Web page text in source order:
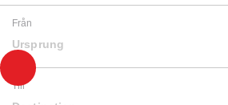
Från
Ursprung
Till